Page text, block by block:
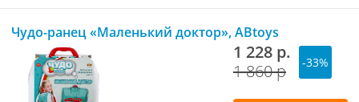
Чудо-ранец «Маленький доктор», ABtoys
1 228 р.
1 860 р
-33%